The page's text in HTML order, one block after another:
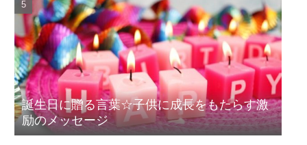
誕生日に贈る言葉☆子供に成長をもたらす激
励のメッセージ